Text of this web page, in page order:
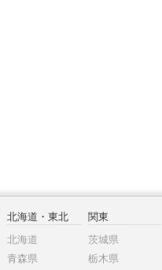
北海道・東北
北海道
青森県
関東
茨城県
栃木県